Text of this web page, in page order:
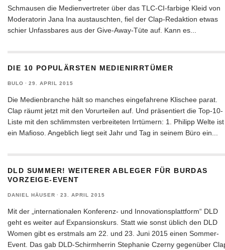
Schmausen die Medienvertreter über das TLC-CI-farbige Kleid von
Moderatorin Jana Ina austauschten, fiel der Clap-Redaktion etwas
schier Unfassbares aus der Give-Away-Tüte auf. Kann es...
DIE 10 POPULÄRSTEN MEDIENIRRTÜMER
BULO · 29. APRIL 2015
Die Medienbranche hält so manches eingefahrene Klischee parat.
Clap räumt jetzt mit den Vorurteilen auf. Und präsentiert die Top-10-
Liste mit den schlimmsten verbreiteten Irrtümern: 1. Philipp Welte ist
ein Mafioso. Angeblich liegt seit Jahr und Tag in seinem Büro ein...
DLD SUMMER! WEITERER ABLEGER FÜR BURDAS
VORZEIGE-EVENT
DANIEL HÄUSER · 23. APRIL 2015
Mit der „internationalen Konferenz- und Innovationsplattform“ DLD
geht es weiter auf Expansionskurs. Statt wie sonst üblich den DLD
Women gibt es erstmals am 22. und 23. Juni 2015 einen Sommer-
Event. Das gab DLD-Schirmherrin Stephanie Czerny gegenüber